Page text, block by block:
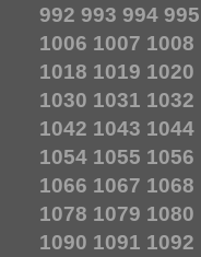
992 993 994 995
1006 1007 1008
1018 1019 1020
1030 1031 1032
1042 1043 1044
1054 1055 1056
1066 1067 1068
1078 1079 1080
1090 1091 1092